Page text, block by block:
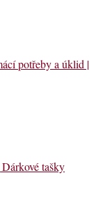
potřeby a úklid |
tašky